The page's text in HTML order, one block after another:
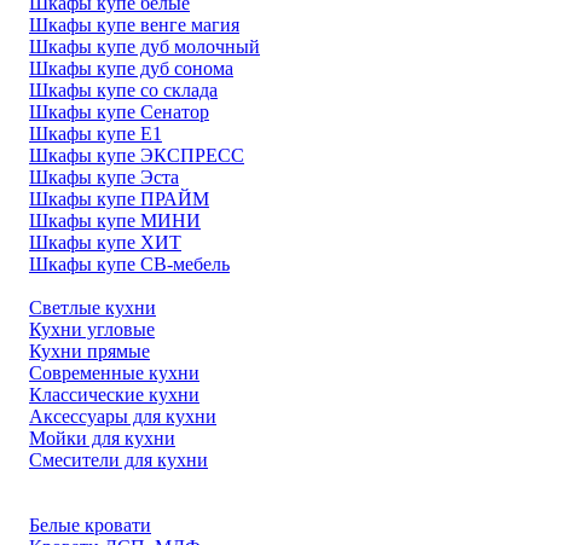
Шкафы купе венге магия
Шкафы купе дуб молочный
Шкафы купе дуб сонома
Шкафы купе со склада
Шкафы купе Сенатор
Шкафы купе Е1
Шкафы купе ЭКСПРЕСС
Шкафы купе Эста
Шкафы купе ПРАЙМ
Шкафы купе МИНИ
Шкафы купе ХИТ
Шкафы купе СВ-мебель
Светлые кухни
Кухни угловые
Кухни прямые
Современные кухни
Классические кухни
Аксессуары для кухни
Мойки для кухни
Смесители для кухни
Белые кровати